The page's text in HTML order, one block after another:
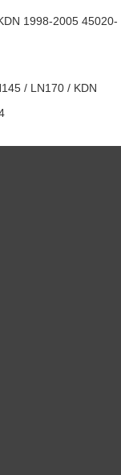
1998-2005 45020-
/ LN170 / KDN